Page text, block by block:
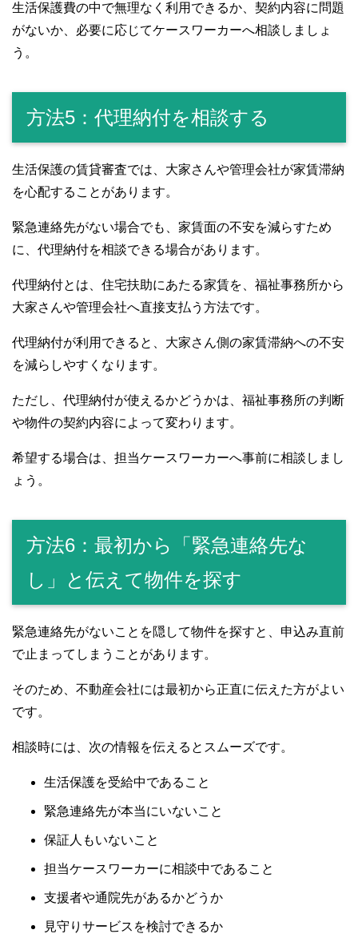
生活保護費の中で無理なく利用できるか、契約内容に問題
がないか、必要に応じてケースワーカーへ相談しましょ
う。
方法5：代理納付を相談する
生活保護の賃貸審査では、大家さんや管理会社が家賃滞納
を心配することがあります。
緊急連絡先がない場合でも、家賃面の不安を減らすため
に、代理納付を相談できる場合があります。
代理納付とは、住宅扶助にあたる家賃を、福祉事務所から
大家さんや管理会社へ直接支払う方法です。
代理納付が利用できると、大家さん側の家賃滞納への不安
を減らしやすくなります。
ただし、代理納付が使えるかどうかは、福祉事務所の判断
や物件の契約内容によって変わります。
希望する場合は、担当ケースワーカーへ事前に相談しまし
ょう。
方法6：最初から「緊急連絡先な
し」と伝えて物件を探す
緊急連絡先がないことを隠して物件を探すと、申込み直前
で止まってしまうことがあります。
そのため、不動産会社には最初から正直に伝えた方がよい
です。
相談時には、次の情報を伝えるとスムーズです。
生活保護を受給中であること
緊急連絡先が本当にいないこと
保証人もいないこと
担当ケースワーカーに相談中であること
支援者や通院先があるかどうか
見守りサービスを検討できるか